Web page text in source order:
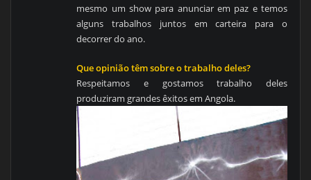
mesmo um show para anunciar em paz e temos
alguns trabalhos juntos em carteira para o
decorrer do ano.
Que opinião têm sobre o trabalho deles?
Respeitamos e gostamos trabalho deles
produziram grandes êxitos em Angola.